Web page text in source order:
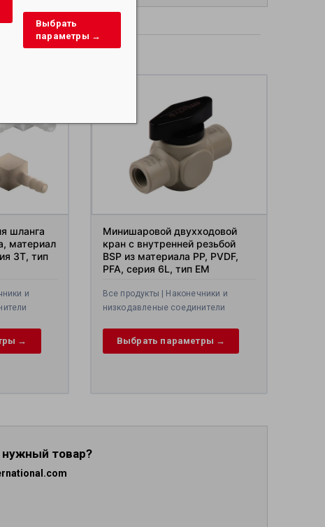
шланга
материал
3T, тип
и
→
Минишаровой двухходовой
кран с внутренней резьбой
BSP из материала PP, PVDF,
PFA, серия 6L, тип EM
Все продукты | Наконечники и
низкодавленые соединители
Выбрать параметры →
товар?
Выбрать
параметры →